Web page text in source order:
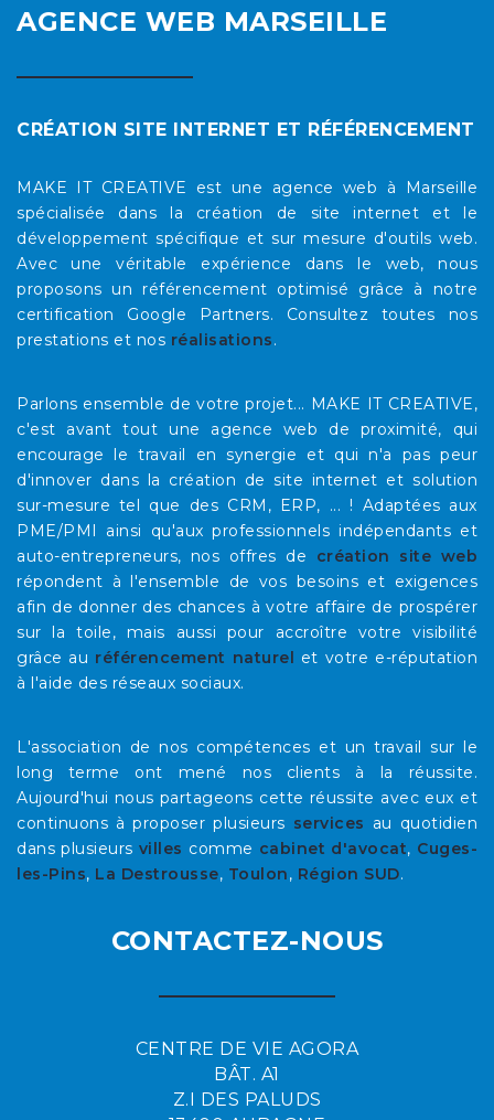
AGENCE WEB MARSEILLE
CRÉATION SITE INTERNET ET RÉFÉRENCEMENT
MAKE IT CREATIVE est une agence web à Marseille
spécialisée dans la création de site internet et le
développement spécifique et sur mesure d'outils web.
Avec une véritable expérience dans le web, nous
proposons un référencement optimisé grâce à notre
certification Google Partners. Consultez toutes nos
prestations et nos réalisations.
Parlons ensemble de votre projet... MAKE IT CREATIVE,
c'est avant tout une agence web de proximité, qui
encourage le travail en synergie et qui n'a pas peur
d'innover dans la création de site internet et solution
sur-mesure tel que des CRM, ERP, ... ! Adaptées aux
PME/PMI ainsi qu'aux professionnels indépendants et
auto-entrepreneurs, nos offres de création site web
répondent à l'ensemble de vos besoins et exigences
afin de donner des chances à votre affaire de prospérer
sur la toile, mais aussi pour accroître votre visibilité
grâce au référencement naturel et votre e-réputation
à l'aide des réseaux sociaux.
L'association de nos compétences et un travail sur le
long terme ont mené nos clients à la réussite.
Aujourd'hui nous partageons cette réussite avec eux et
continuons à proposer plusieurs services au quotidien
dans plusieurs villes comme cabinet d'avocat, Cuges-
les-Pins, La Destrousse, Toulon, Région SUD.
CONTACTEZ-NOUS
CENTRE DE VIE AGORA
BÂT. A1
Z.I DES PALUDS